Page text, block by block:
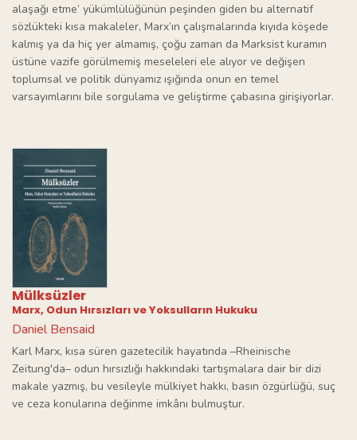
alaşağı etme’ yükümlülüğünün peşinden giden bu alternatif
sözlükteki kısa makaleler, Marx’ın çalışmalarında kıyıda köşede
kalmış ya da hiç yer almamış, çoğu zaman da Marksist kuramın
üstüne vazife görülmemiş meseleleri ele alıyor ve değişen
toplumsal ve politik dünyamız ışığında onun en temel
varsayımlarını bile sorgulama ve geliştirme çabasına girişiyorlar.
Mülksüzler
Marx, Odun Hırsızları ve Yoksulların Hukuku
Daniel Bensaid
Karl Marx, kısa süren gazetecilik hayatında –Rheinische
Zeitung'da– odun hırsızlığı hakkındaki tartışmalara dair bir dizi
makale yazmış, bu vesileyle mülkiyet hakkı, basın özgürlüğü, suç
ve ceza konularına değinme imkânı bulmuştur.